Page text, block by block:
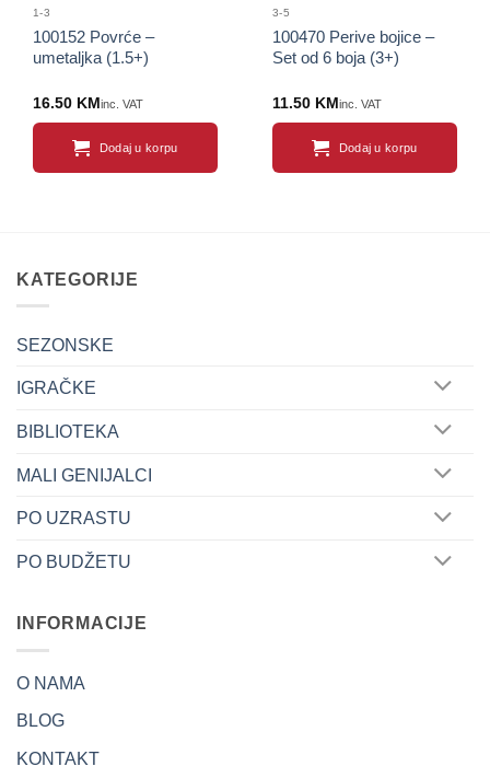
1-3
100152 Povrće –
umetaljka (1.5+)
16.50 KM inc. VAT
Dodaj u korpu
3-5
100470 Perive bojice –
Set od 6 boja (3+)
11.50 KM inc. VAT
Dodaj u korpu
KATEGORIJE
SEZONSKE
IGRAČKE
BIBLIOTEKA
MALI GENIJALCI
PO UZRASTU
PO BUDŽETU
INFORMACIJE
O NAMA
BLOG
KONTAKT